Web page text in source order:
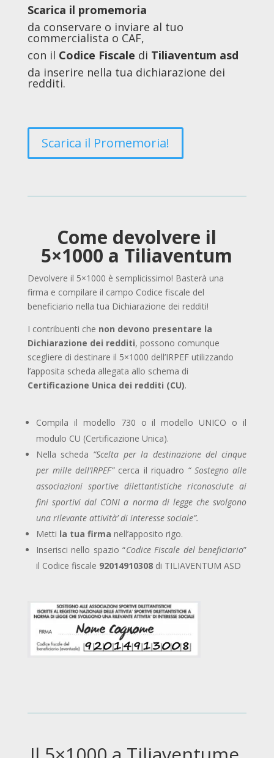
Scarica il promemoria
da conservare o inviare al tuo
commercialista o CAF,
con il Codice Fiscale di Tiliaventum asd
da inserire nella tua dichiarazione dei
redditi.
Scarica il Promemoria!
Come devolvere il
5×1000 a Tiliaventum
Devolvere il 5×1000 è semplicissimo! Basterà una
firma e compilare il campo Codice fiscale del
beneficiario nella tua Dichiarazione dei redditi!
I contribuenti che non devono presentare la
Dichiarazione dei redditi, possono comunque
scegliere di destinare il 5×1000 dell’IRPEF utilizzando
l’apposita scheda allegata allo schema di
Certificazione Unica dei redditi (CU).
Compila il modello 730 o il modello UNICO o il
modulo CU (Certificazione Unica).
Nella scheda “Scelta per la destinazione del cinque
per mille dell’IRPEF”cerca il riquadro “ Sostegno alle
associazioni sportive dilettantistiche riconosciute ai
fini sportivi dal CONI a norma di legge che svolgono
una rilevante attività’ di interesse sociale”.
Metti la tua firma nell’apposito rigo.
Inserisci nello spazio “Codice Fiscale del beneficiario”
il Codice fiscale 92014910308 di TILIAVENTUM ASD